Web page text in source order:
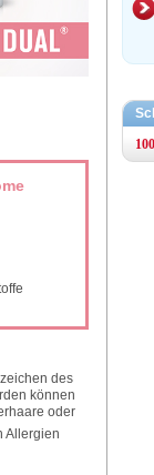
des
können
oder
Allergien